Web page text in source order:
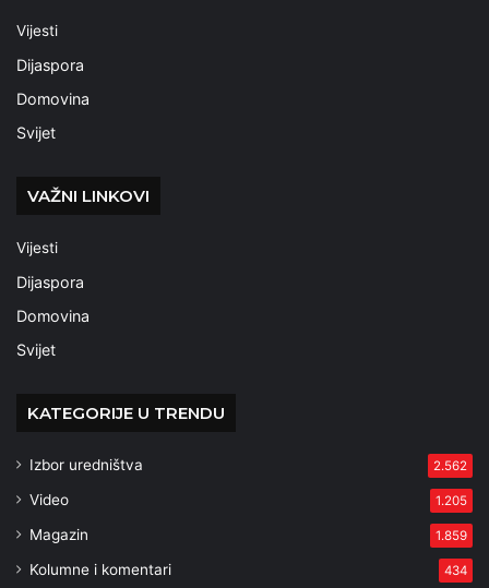
Vijesti
Dijaspora
Domovina
Svijet
VAŽNI LINKOVI
Vijesti
Dijaspora
Domovina
Svijet
KATEGORIJE U TRENDU
Izbor uredništva 2.562
Video 1.205
Magazin 1.859
Kolumne i komentari 434